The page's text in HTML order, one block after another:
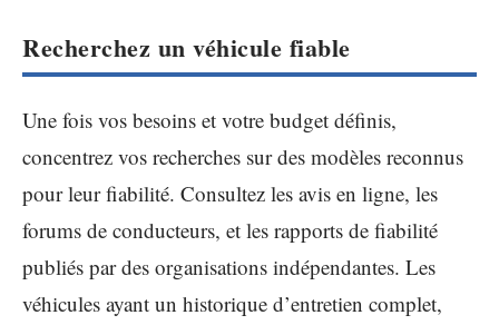
Recherchez un véhicule fiable
Une fois vos besoins et votre budget définis,
concentrez vos recherches sur des modèles reconnus
pour leur fiabilité. Consultez les avis en ligne, les
forums de conducteurs, et les rapports de fiabilité
publiés par des organisations indépendantes. Les
véhicules ayant un historique d’entretien complet,